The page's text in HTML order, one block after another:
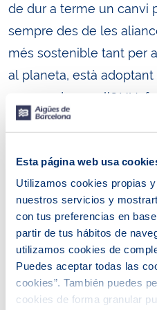
Esta página web usa
Utilizamos cookies propias
nuestros servicios y
con tus preferencias en
partir de tus hábitos de
utilizamos cookies de
Puedes aceptar todas las
cookies”. También puedes
cookies de forma granular
de dur a terme un canvi
sempre des de les
més sostenible tant per
al planeta, està
proposades per l’ONU,
dirigides a impulsar la
local i resilient, per mitjà
solucions d’economia
combatre l’emergència
recursos, els
Les prioritats de
climàtica són tres:
emissions, mitjançant la